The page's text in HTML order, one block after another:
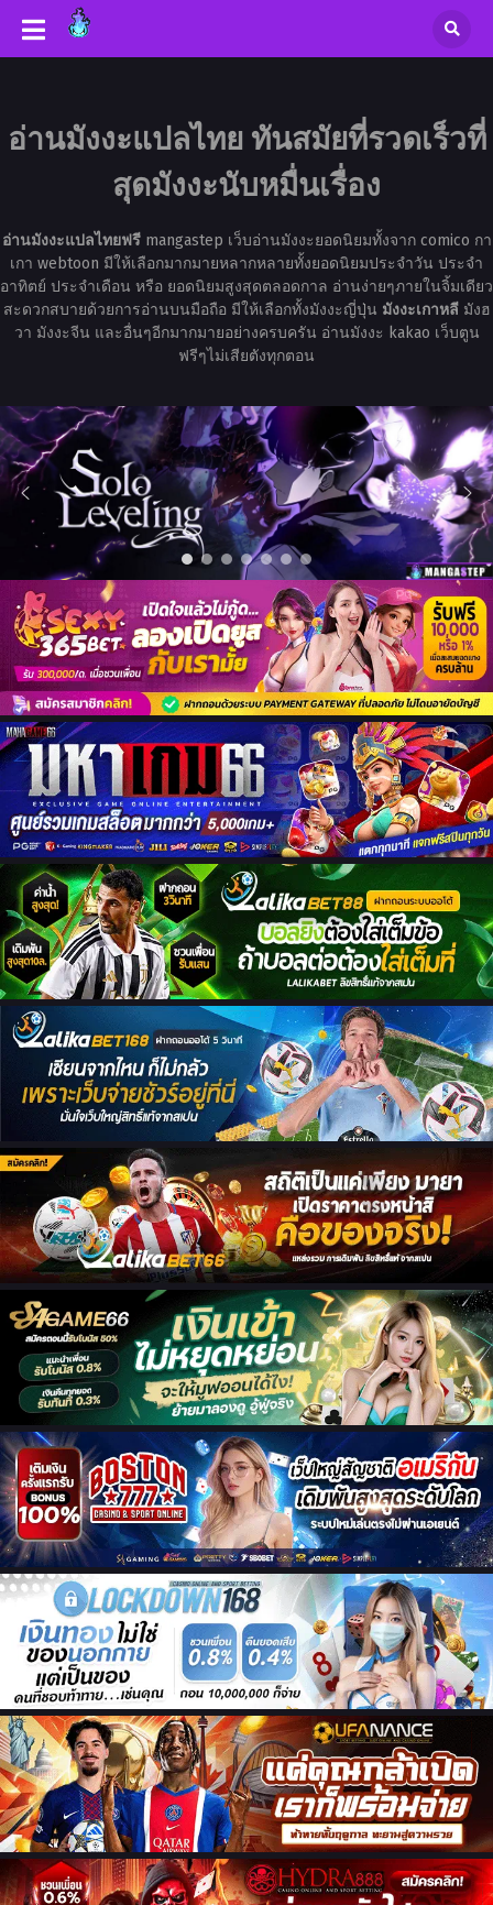
อ่านมังงะแปลไทย ทันสมัยที่รวดเร็วที่
สุดมังงะนับหมื่นเรื่อง
อ่านมังงะแปลไทยฟรีmangastep เว็บอ่านมังงะยอดนิยมทั้งจาก comico กา
เกา webtoon มีให้เลือกมากมายหลากหลายทั้งยอดนิยมประจำวัน ประจำ
อาทิตย์ ประจำเดือน หรือ ยอดนิยมสูงสุดตลอดกาล อ่านง่ายๆภายในจิ้มเดียว
สะดวกสบายด้วยการอ่านบนมือถือ มีให้เลือกทั้งมังงะญี่ปุ่น มังงะเกาหลีมังฮ
วา มังงะจีน และอื่นๆอีกมากมายอย่างครบครัน อ่านมังงะ kakao เว็บตูน
ฟรีๆไม่เสียตังทุกตอน